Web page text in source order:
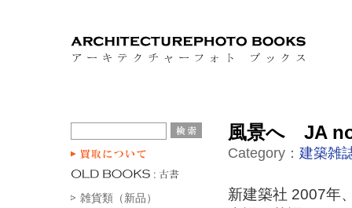
雑貨類（新品）
風景へ JA
Category： 建築雑
新建築社 2007年